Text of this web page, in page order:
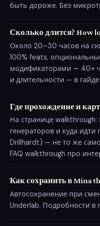
быть дороже. Без
Сколько длится? How
Около 20–30 часов на
100% feats,
модификаторами — 40+
и длительности — в
Где прохождение и
На странице walkthrough:
генераторов и куда идти
Drillhardt) — не то же
FAQ walkthrough про
Как сохранить в Mina
Автосохранение при
Underlab. Подробности в